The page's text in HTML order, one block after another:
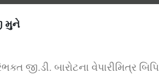
મુને
જી.ડી. બારોટના વેપારીમિત્ર